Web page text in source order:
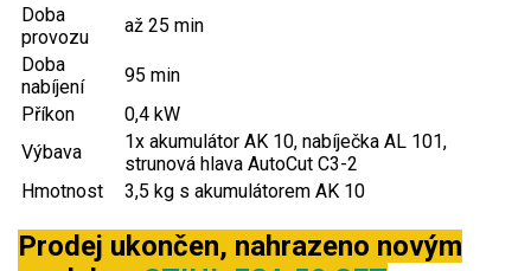
Štípačka na dřevo
VARI
VARI malotraktory
VARI multifunkční nosiče
Sněhové frézy
Doba
provozu
až 25 min
Doba
nabíjení
95 min
Příkon
0,4 kW
Výbava
1x akumulátor AK 10, nabíječka AL 101,
strunová hlava AutoCut C3-2
Hmotnost
3,5 kg s akumulátorem AK 10
Prodej ukončen, nahrazeno novým